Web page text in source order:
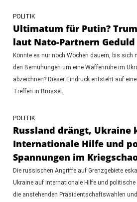
POLITIK
Ultimatum für Putin?
laut Nato-Partnern Geduld
Könnte es nur noch Wochen dauern, bis sich
den Bemühungen um eine Waffenruhe im
abzeichnen? Dieser Eindruck entsteht auf
Treffen in Brüssel.
POLITIK
Russland drängt, Ukraine
Internationale Hilfe und
Spannungen im
Die russischen Angriffe auf Grenzgebiete
Ukraine auf internationale Hilfe und
die anstehenden Präsidentschaftswahlen